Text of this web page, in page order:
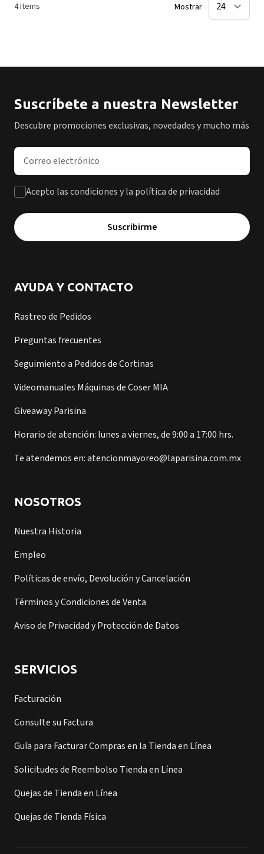
4Items Mostrar
Suscríbete a nuestra Newsletter
Descubre promociones exclusivas, novedades y mucho más
Dirección de correo electrónico
Acepto las condiciones y la política de privacidad
Suscribirme
AYUDA Y CONTACTO
Rastreo de Pedidos
Preguntas frecuentes
Seguimiento a Pedidos de Cortinas
Videomanuales Máquinas de Coser MIA
Giveaway Parisina
Horario de atención: lunes a viernes, de 9:00 a 17:00 hrs.
Te atendemos en: atencionmayoreo@laparisina.com.mx
NOSOTROS
Nuestra Historia
Empleo
Políticas de envío, Devolución y Cancelación
Términos y Condiciones de Venta
Aviso de Privacidad y Protección de Datos
SERVICIOS
Facturación
Consulte su Factura
Guía para Facturar Compras en la Tienda en Línea
Solicitudes de Reembolso Tienda en Línea
Quejas de Tienda en Línea
Quejas de Tienda Física